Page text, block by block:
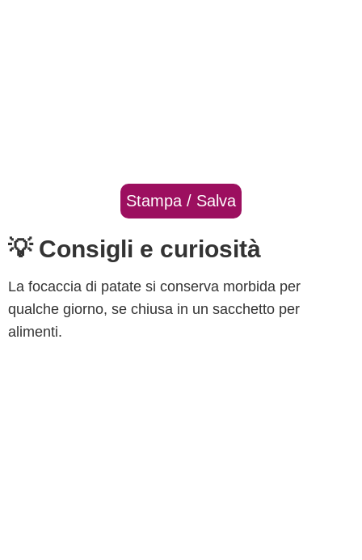
Stampa / Salva
💡 Consigli e curiosità
La focaccia di patate si conserva morbida per
qualche giorno, se chiusa in un sacchetto per
alimenti.